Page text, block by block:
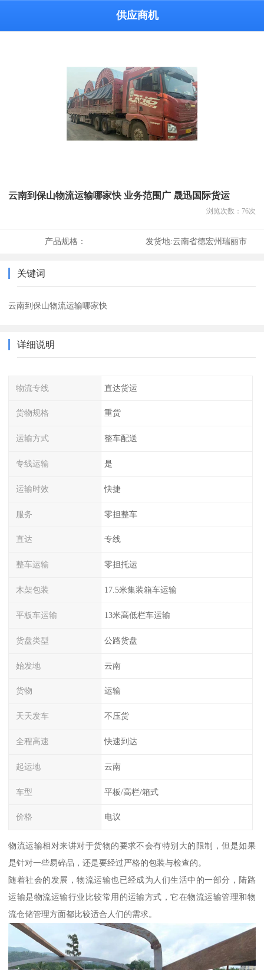
供应商机
云南到保山物流运输哪家快 业务范围广 晟迅国际货运
浏览次数： 76次
产品规格： 发货地:云南省德宏州瑞丽市
关键词
云南到保山物流运输哪家快
详细说明
物流专线 直达货运
货物规格 重货
运输方式 整车配送
专线运输 是
运输时效 快捷
服务 零担整车
直达 专线
整车运输 零担托运
木架包装 17.5米集装箱车运输
平板车运输 13米高低栏车运输
货盘类型 公路货盘
始发地 云南
货物 运输
天天发车 不压货
全程高速 快速到达
起运地 云南
车型 平板/高栏/箱式
价格 电议
物流运输相对来讲对于货物的要求不会有特别大的限制，但是如果
是针对一些易碎品，还是要经过严格的包装与检查的。
随着社会的发展，物流运输也已经成为人们生活中的一部分，陆路
运输是物流运输行业比较常用的运输方式，它在物流运输管理和物
流仓储管理方面都比较适合人们的需求。